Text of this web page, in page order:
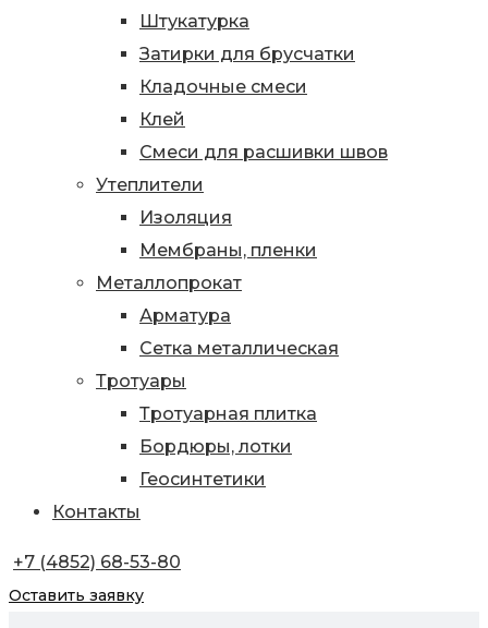
Штукатурка
Затирки для брусчатки
Кладочные смеси
Клей
Смеси для расшивки швов
Утеплители
Изоляция
Мембраны, пленки
Металлопрокат
Арматура
Сетка металлическая
Тротуары
Тротуарная плитка
Бордюры, лотки
Геосинтетики
Контакты
+7 (4852) 68-53-80
Оставить заявку